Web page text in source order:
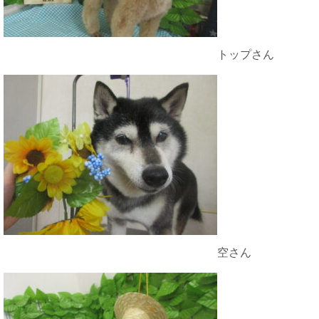
トップさん
空さん